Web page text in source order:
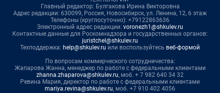
Главный редактор: Булгакова Ирина Викторовна
Адрес редакции: 630099, Россия, Новосибирск, ул. Ленина, 12, 6 этаж
Телефоны (круглосуточно): +79122863636
Электронный адрес редакции: voronezh1@shkulev.ru
Контактные данные для Роскомнадзора и государственных органов:
juristchel@shkulev.ru
Техподдержка: help@shkulev.ru или воспользуйтесь веб-формой
По вопросам коммерческого сотрудничества:
Жапарова Жанна, менеджер по работе с федеральными клиентами
zhanna.zhaparova@shkulev.ru, моб. + 7 982 640 34 32
Ревина Мария, директор по работе с федеральными клиентами
mariya.revina@shkulev.ru, моб. +7 910 402 4056